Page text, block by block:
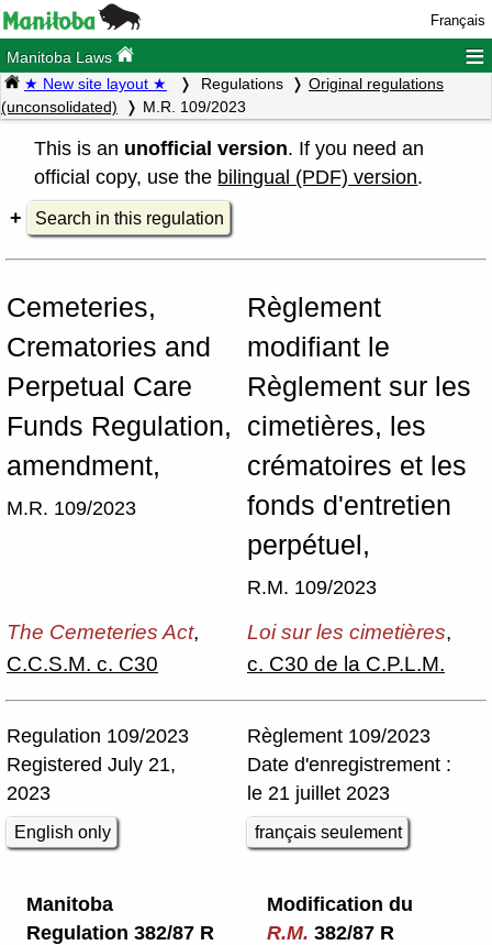
Français
Manitoba Laws ≡
★ New site layout ★ Regulations
Original regulations
(unconsolidated)
M.R. 109/2023
This is an unofficial version. If you need an
official copy, use the bilingual (PDF) version.
Search in this regulation
Cemeteries,
Crematories and
Perpetual Care
Funds Regulation,
amendment,
M.R. 109/2023
Règlement
modifiant le
Règlement sur les
cimetières, les
crématoires et les
fonds d'entretien
perpétuel,
R.M. 109/2023
The Cemeteries Act,
C.C.S.M. c. C30
Loi sur les cimetières,
c. C30 de la C.P.L.M.
Regulation 109/2023
Registered July 21,
2023
English only
Règlement 109/2023
Date d'enregistrement :
le 21 juillet 2023
français seulement
Manitoba
Regulation 382/87 R
Modification du
R.M. 382/87 R